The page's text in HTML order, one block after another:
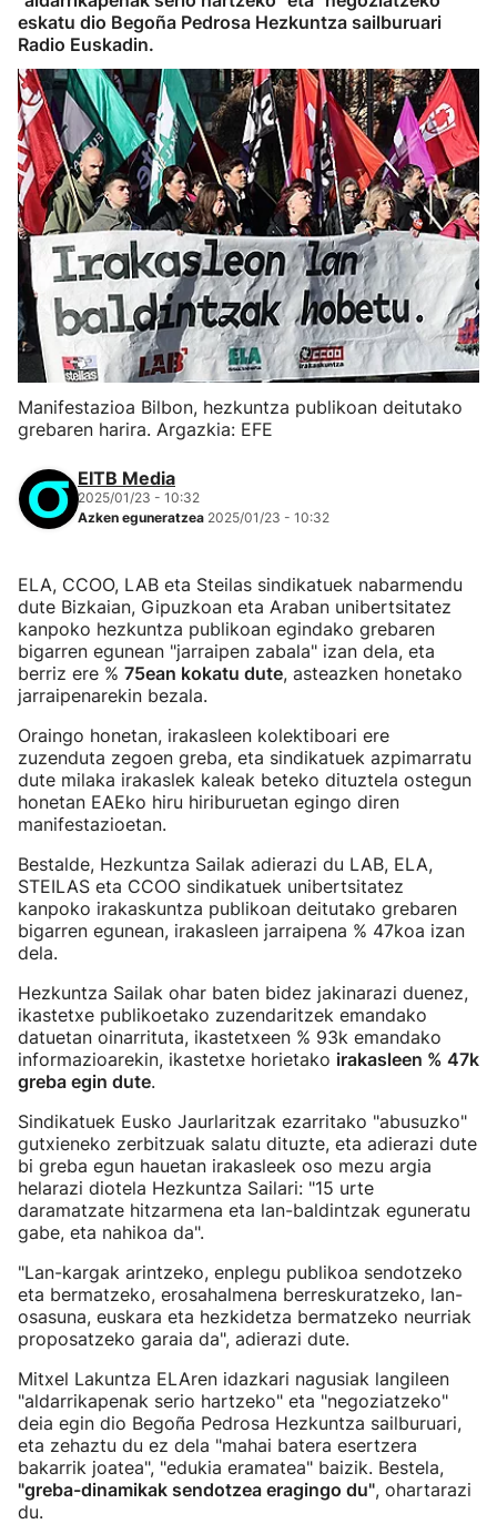
eskatu dio Begoña Pedrosa Hezkuntza sailburuari
Radio Euskadin.
Manifestazioa Bilbon, hezkuntza publikoan deitutako
grebaren harira. Argazkia: EFE
EITB Media
2025/01/23 - 10:32
Azken eguneratzea 2025/01/23 - 10:32
ELA, CCOO, LAB eta Steilas sindikatuek nabarmendu
dute Bizkaian, Gipuzkoan eta Araban unibertsitatez
kanpoko hezkuntza publikoan egindako grebaren
bigarren egunean "jarraipen zabala" izan dela, eta
berriz ere % 75ean kokatu dute, asteazken honetako
jarraipenarekin bezala.
Oraingo honetan, irakasleen kolektiboari ere
zuzenduta zegoen greba, eta sindikatuek azpimarratu
dute milaka irakaslek kaleak beteko dituztela ostegun
honetan EAEko hiru hiriburuetan egingo diren
manifestazioetan.
Bestalde, Hezkuntza Sailak adierazi du LAB, ELA,
STEILAS eta CCOO sindikatuek unibertsitatez
kanpoko irakaskuntza publikoan deitutako grebaren
bigarren egunean, irakasleen jarraipena % 47koa izan
dela.
Hezkuntza Sailak ohar baten bidez jakinarazi duenez,
ikastetxe publikoetako zuzendaritzek emandako
datuetan oinarrituta, ikastetxeen % 93k emandako
informazioarekin, ikastetxe horietako irakasleen % 47k
greba egin dute.
Sindikatuek Eusko Jaurlaritzak ezarritako "abusuzko"
gutxieneko zerbitzuak salatu dituzte, eta adierazi dute
bi greba egun hauetan irakasleek oso mezu argia
helarazi diotela Hezkuntza Sailari: "15 urte
daramatzate hitzarmena eta lan-baldintzak eguneratu
gabe, eta nahikoa da".
"Lan-kargak arintzeko, enplegu publikoa sendotzeko
eta bermatzeko, erosahalmena berreskuratzeko, lan-
osasuna, euskara eta hezkidetza bermatzeko neurriak
proposatzeko garaia da", adierazi dute.
Mitxel Lakuntza ELAren idazkari nagusiak langileen
"aldarrikapenak serio hartzeko" eta "negoziatzeko"
deia egin dio Begoña Pedrosa Hezkuntza sailburuari,
eta zehaztu du ez dela "mahai batera esertzera
bakarrik joatea", "edukia eramatea" baizik. Bestela,
"greba-dinamikak sendotzea eragingo du", ohartarazi
du.